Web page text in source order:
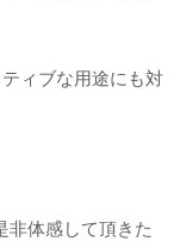
ィブな用途にも対
非体感して頂きた